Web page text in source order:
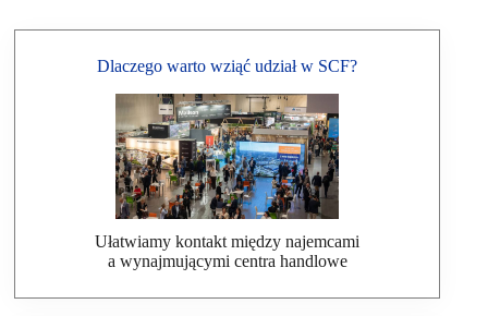
Dlaczego warto wziąć udział w SCF?
Ułatwiamy kontakt między najemcami
a wynajmującymi centra handlowe